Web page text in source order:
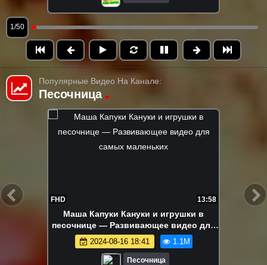
1/50
Популярные Видео На Канале:
Песочница
FHD 17:23
Ам Ням и разноцветные яйца!
Развивающие видео про игрушки для
детей – Игры в песочнице
2024-08-13 15:04 1.0M
Песочница